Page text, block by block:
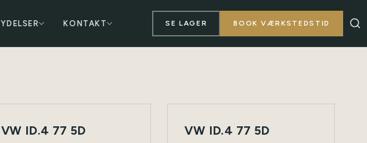
YDELSER KONTAKT SE LAGER BOOK VÆRKSTEDSTID
NY
ELEKTRISK
VW ID.4 77 5D
NY
ELEKTRISK
VW ID.4 77 5D